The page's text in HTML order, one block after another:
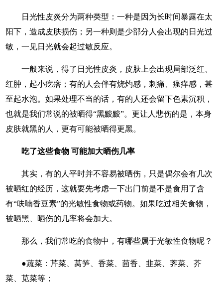
日光性皮炎分为两种类型：一种是因为长时间暴露在太
阳下，造成皮肤损伤；另一种则是少部分人会出现的日光过
敏，一见日光就会起过敏反应。
一般来说，得了日光性皮炎，皮肤上会出现局部泛红、
红肿，起小疙瘩；有的人会伴有烧灼感，刺痛、瘙痒感，甚
至起水泡。如果处理不当的话，有的人还会留下色素沉积，
也就是我们常说的被晒得“黑黢黢”。更让人悲伤的是，本身
皮肤就黑的人，更有可能被晒得更黑。
吃了这些食物 可能加大晒伤几率
其实，有的人平时并不容易被晒伤，只是偶尔会有几次
被晒红的经历，这就要先考虑一下出门前是不是食用了含
有“呋喃香豆素”的光敏性食物或药物。如果吃过相关食物，
被晒黑、晒伤的几率将会加大。
那么，我们常吃的食物中，有哪些属于光敏性食物呢？
●蔬菜：芹菜、莴笋、香菜、茴香、韭菜、荠菜、芥
菜、苋菜等；